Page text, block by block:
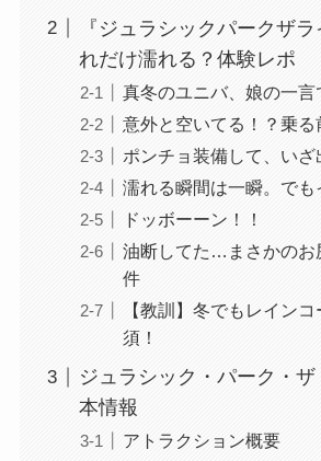
『ジュラシックパークザ
れだけ濡れる？体験レポ
真冬のユニバ、娘の一
意外と空いてる！？乗る
ポンチョ装備して、いざ
濡れる瞬間は一瞬。でも
ドッボーーン！！
油断してた…まさかのお
件
【教訓】冬でもレイン
須！
ジュラシック・パーク・
本情報
アトラクション概要